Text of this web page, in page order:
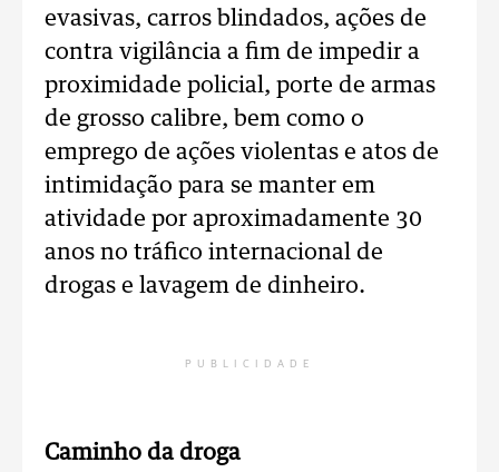
evasivas, carros blindados, ações de
contra vigilância a fim de impedir a
proximidade policial, porte de armas
de grosso calibre, bem como o
emprego de ações violentas e atos de
intimidação para se manter em
atividade por aproximadamente 30
anos no tráfico internacional de
drogas e lavagem de dinheiro.
PUBLICIDADE
Caminho da droga